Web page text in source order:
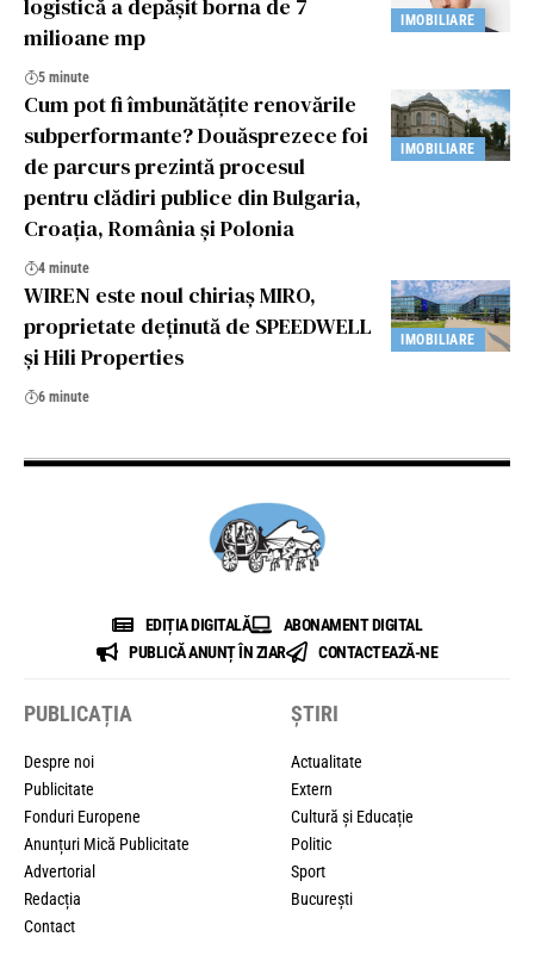
IMOBILIARE
logistică a depășit borna de 7
milioane mp
5 minute
IMOBILIARE
Cum pot fi îmbunătățite renovările
subperformante? Douăsprezece foi
de parcurs prezintă procesul
pentru clădiri publice din Bulgaria,
Croația, România și Polonia
4 minute
IMOBILIARE
WIREN este noul chiriaș MIRO,
proprietate deținută de SPEEDWELL
și Hili Properties
6 minute
EDIȚIA DIGITALĂ
ABONAMENT DIGITAL
PUBLICĂ ANUNȚ ÎN ZIAR
CONTACTEAZĂ-NE
PUBLICAȚIA
Despre noi
Publicitate
Fonduri Europene
Anunțuri Mică Publicitate
Advertorial
Redacția
Contact
ȘTIRI
Actualitate
Extern
Cultură și Educație
Politic
Sport
București